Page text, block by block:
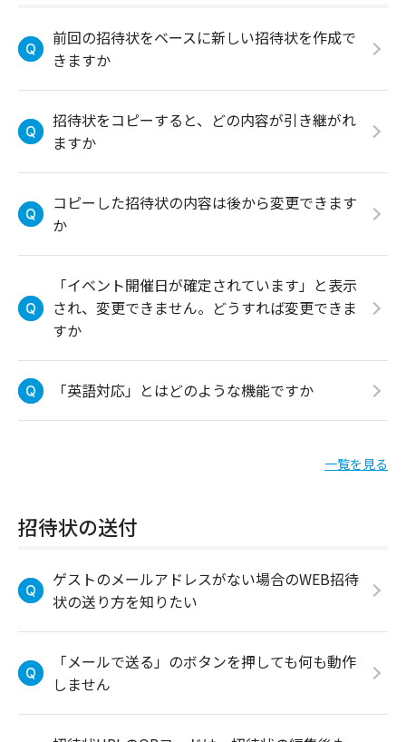
前回の招待状をベースに新しい招待状を作成で
きますか
招待状をコピーすると、どの内容が引き継がれ
ますか
コピーした招待状の内容は後から変更できます
か
「イベント開催日が確定されています」と表示
され、変更できません。どうすれば変更できま
すか
「英語対応」とはどのような機能ですか
一覧を見る
招待状の送付
ゲストのメールアドレスがない場合のWEB招待
状の送り方を知りたい
「メールで送る」のボタンを押しても何も動作
しません